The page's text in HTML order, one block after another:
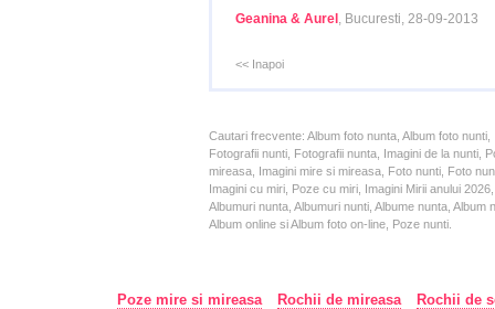
Geanina & Aurel , Bucuresti, 28-09-2013
<< Inapoi
Cautari frecvente: Album foto nunta, Album foto
Fotografii nunti, Fotografii nunta, Imagini de la nunti,
mireasa, Imagini mire si mireasa, Foto nunti, Foto
Imagini cu miri, Poze cu miri, Imagini Mirii anului
Albumuri nunta, Albumuri nunti, Albume nunta,
Album online si Album foto on-line, Poze nunti.
Poze mire si mireasa Rochii de mireasa
Rochii de